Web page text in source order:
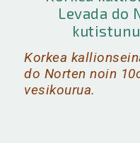
Korkea
do Norten noin
vesikourua.